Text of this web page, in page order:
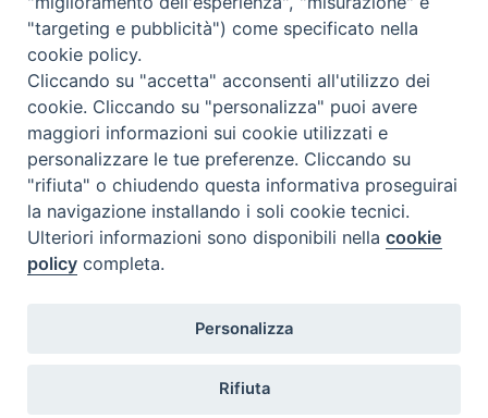
"targeting e pubblicità") come specificato nella
cookie policy.
Cliccando su "accetta" acconsenti all'utilizzo dei
cookie. Cliccando su "personalizza" puoi avere
maggiori informazioni sui cookie utilizzati e
personalizzare le tue preferenze. Cliccando su
"rifiuta" o chiudendo questa informativa proseguirai
la navigazione installando i soli cookie tecnici.
Ulteriori informazioni sono disponibili nellacookie
policy completa.
Personalizza
Rifiuta